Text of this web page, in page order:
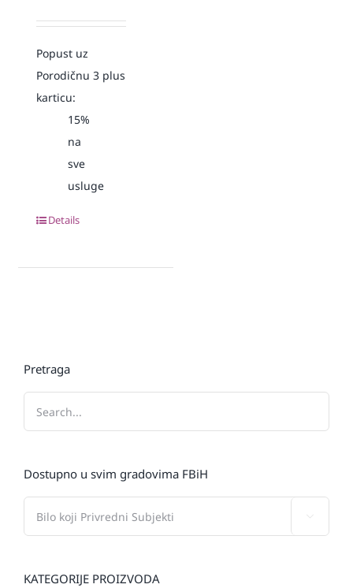
Popust uz
Porodičnu 3 plus
karticu:
15%
na
sve
usluge
Details
Pretraga
Dostupno u svim gradovima FBiH
KATEGORIJE PROIZVODA